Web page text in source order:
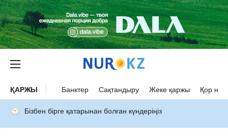
ҚАРЖЫ Банктер Сақтандыру Жеке қаржы Қор
Бізбен бірге қатарынан болған күндеріңіз